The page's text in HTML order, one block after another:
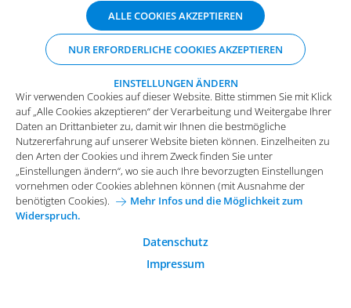
Impressum Datenschutz
Allgemeine Einkaufsbedingungen
Karriere bei Arvato Systems Kontakt
Wir verwenden Cookies auf dieser Website. Bitte stimmen Sie mit Klick
auf „Alle Cookies akzeptieren“ der Verarbeitung und Weitergabe Ihrer
Daten an Drittanbieter zu, damit wir Ihnen die bestmögliche
Nutzererfahrung auf unserer Website bieten können. Einzelheiten zu
den Arten der Cookies und ihrem Zweck finden Sie unter
„Einstellungen ändern“, wo sie auch Ihre bevorzugten Einstellungen
vornehmen oder Cookies ablehnen können (mit Ausnahme der
benötigten Cookies).
Mehr Infos und die Möglichkeit zum
Widerspruch.
Datenschutz
Impressum
ALLE COOKIES AKZEPTIEREN
NUR ERFORDERLICHE COOKIES AKZEPTIEREN
EINSTELLUNGEN ÄNDERN
Wir verwenden Cookies auf dieser Website. Bitte stimmen Sie mit Klick
auf „Alle Cookies akzeptieren“ der Verarbeitung und Weitergabe Ihrer
Daten an Drittanbieter zu, damit wir Ihnen die bestmögliche
Nutzererfahrung auf unserer Website bieten können. Einzelheiten zu
den Arten der Cookies und ihrem Zweck finden Sie unter
„Einstellungen ändern“, wo sie auch Ihre bevorzugten Einstellungen
vornehmen oder Cookies ablehnen können (mit Ausnahme der
benötigten Cookies).
Mehr Infos und die Möglichkeit zum
Widerspruch.
Funktionale Cookies
Diese Cookies sind essenziell wichtig für die einwandfreie
Funktion der Website.
Analytische Cookies
Analytische Cookies werden verwendet, um das